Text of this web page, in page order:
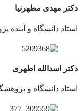
دکتر مهدی مطهرنیا
استاد دانشگاه و آینده
دکتر اسدالله اطهری
استاد دانشگاه و